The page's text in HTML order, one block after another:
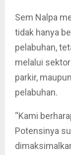
Sem Nalpa
tidak hanya
pelabuhan,
melalui
parkir,
pelabuhan.
“Kami
Potensinya